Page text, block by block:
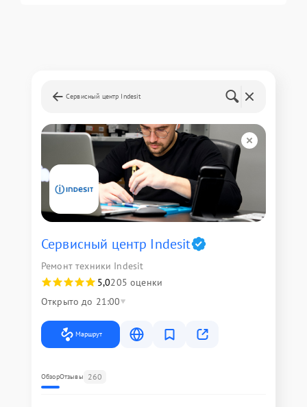
Сервисный центр Indesit
Сервисный центр Indesit
Ремонт техники Indesit
5,0205 оценки
Открыто до 21:00
Маршрут
ОбзорОтзывы 260